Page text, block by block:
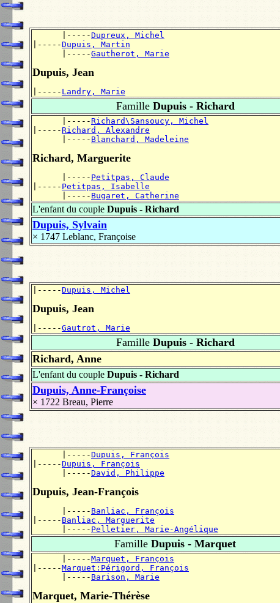
      |-----
Dupreux, Michel
|-----Dupuis, Martin
      |-----
Gautherot, Marie
Dupuis, Jean
|----- Landry, Marie
FamilleDupuis - Richard
      |-----
Richard\Sansoucy, Michel
|-----Richard, Alexandre
      |-----
Blanchard, Madeleine
Richard, Marguerite
      |-----
Petitpas, Claude
|----- Petitpas, Isabelle
      |-----
Bugaret, Catherine
L'enfant du couple Dupuis - Richard
Dupuis, Sylvain
× 1747 Leblanc, Françoise
|-----Dupuis, Michel
Dupuis, Jean
|-----Gautrot, Marie
FamilleDupuis - Richard
Richard, Anne
L'enfant du couple Dupuis - Richard
Dupuis, Anne-Françoise
× 1722 Breau, Pierre
      |-----
Dupuis, François
|-----Dupuis, François
      |-----
David, Philippe
Dupuis, Jean-François
      |-----
Banliac, François
|----- Banliac, Marguerite
      |-----
Pelletier, Marie-Angélique
Famille Dupuis - Marquet
      |-----
Marquet, François
|-----Marquet:Périgord, François
      |-----
Barison, Marie
Marquet, Marie-Thérèse